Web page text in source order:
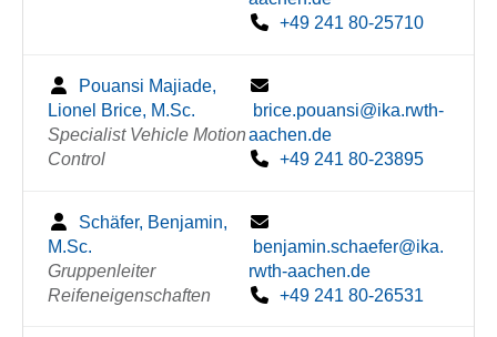
+49 241 80-25710
Pouansi Majiade,
Lionel Brice, M.Sc.
Specialist Vehicle Motion
Control
brice.pouansi@ika.rwth-
aachen.de
+49 241 80-23895
Schäfer, Benjamin,
M.Sc.
Gruppenleiter
Reifeneigenschaften
benjamin.schaefer@ika.
rwth-aachen.de
+49 241 80-26531